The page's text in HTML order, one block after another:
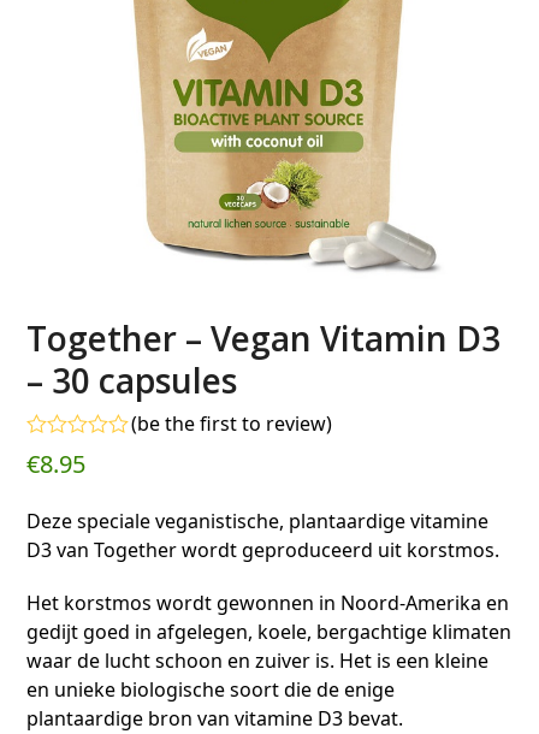
Together – Vegan Vitamin D3
– 30 capsules
Gewaardeerd
0
5
(be the first to review)
€8.95
Deze speciale veganistische, plantaardige vitamine
D3 van Together wordt geproduceerd uit korstmos.
Het korstmos wordt gewonnen in Noord-Amerika en
gedijt goed in afgelegen, koele, bergachtige klimaten
waar de lucht schoon en zuiver is. Het is een kleine
en unieke biologische soort die de enige
plantaardige bron van vitamine D3 bevat.